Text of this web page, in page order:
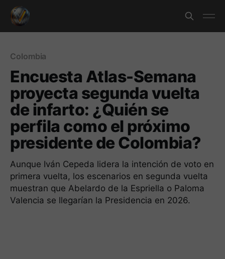
Colombia
Encuesta Atlas-Semana
proyecta segunda vuelta
de infarto: ¿Quién se
perfila como el próximo
presidente de Colombia?
Aunque Iván Cepeda lidera la intención de voto en
primera vuelta, los escenarios en segunda vuelta
muestran que Abelardo de la Espriella o Paloma
Valencia se llegarían la Presidencia en 2026.